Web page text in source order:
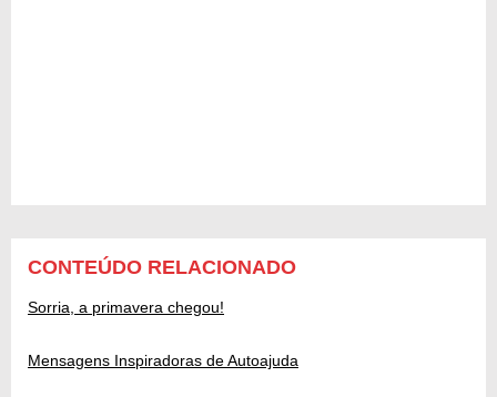
CONTEÚDO RELACIONADO
Sorria, a primavera chegou!
Mensagens Inspiradoras de Autoajuda